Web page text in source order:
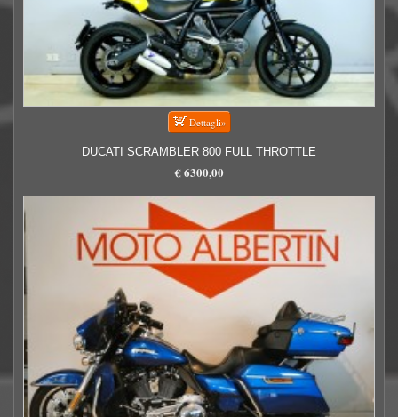
DUCATI SCRAMBLER 800 FULL THROTTLE
€ 6300,00